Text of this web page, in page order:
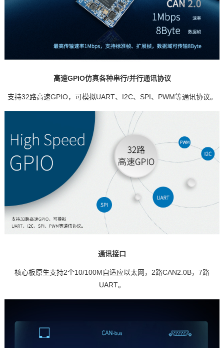
高速GPIO仿真各种串行/并行通讯协议
支持32路高速GPIO，可模拟UART、I2C、SPI、PWM等通讯协议。
通讯接口
核心板原生支持2个10/100M自适应以太网，2路CAN2.0B，7路
UART。